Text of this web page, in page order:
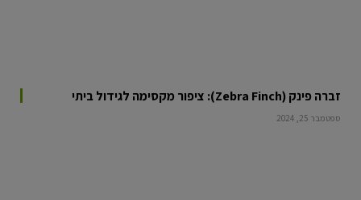
זברה פינק (Zebra Finch): ציפור מקסימה לגידול ביתי
ספטמבר 25, 2024